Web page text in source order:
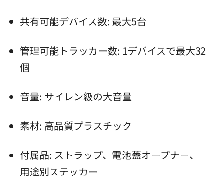
共有可能デバイス数: 最大5台
管理可能トラッカー数: 1デバイスで最大32
個
音量: サイレン級の大音量
素材: 高品質プラスチック
付属品: ストラップ、電池蓋オープナー、
用途別ステッカー